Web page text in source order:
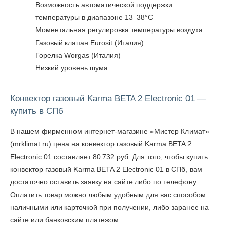
Возможность автоматической поддержки
температуры в диапазоне 13–38°C
Моментальная регулировка температуры воздуха
Газовый клапан Eurosit (Италия)
Горелка Worgas (Италия)
Низкий уровень шума
Конвектор газовый Karma BETA 2 Electronic 01 —
купить в СПб
В нашем фирменном интернет-магазине «Мистер Климат»
(mrklimat.ru) цена на конвектор газовый Karma BETA 2
Electronic 01 составляет 80 732 руб. Для того, чтобы купить
конвектор газовый Karma BETA 2 Electronic 01 в СПб , вам
достаточно оставить заявку на сайте либо по телефону.
Оплатить товар можно любым удобным для вас способом:
наличными или карточкой при получении, либо заранее на
сайте или банковским платежом.